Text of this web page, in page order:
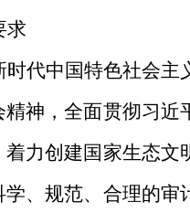
求
时代中国特色社会
神，全面贯彻习
着力创建国家生态文
、规范、合理的